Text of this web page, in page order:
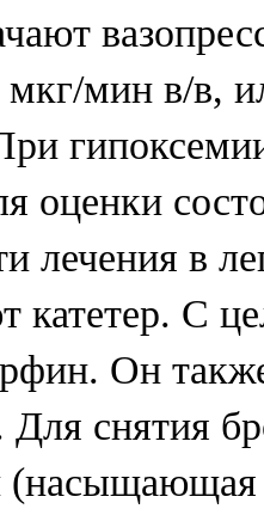
мин в/в,
оценки
лечения в
катетер. С
Он
Для снятия